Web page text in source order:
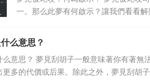
一。那么此夢有何啟示？讓我們看看
么意思？
么意思？ 夢見刮胡子一般意味著你有著無
更多的代價或后果。除此之外，夢見刮胡